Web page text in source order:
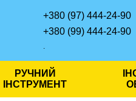
+380 (97) 444-24-90
+380 (99) 444-24-90
РУЧНИЙ
ІНСТРУМЕНТ